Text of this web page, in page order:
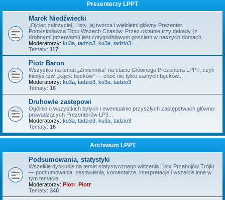
Prezenterzy LPPT
Marek Niedźwiecki
„Ojciec założyciel„ Listy, jej twórca i wieloletni główny Prezenter.
Pomysłodawca Topu Wszech Czasów. Przez ostatnie trzy dekady (z
drobnymi przerwami) jest cotygodniowym gościem w naszych domach...
Moderatorzy: ku3a tadzio3 ku3a tadzio3
Tematy: 117
Piotr Baron
Wszystko na temat „Zmiennika” na etacie Głównego Prezentera LPPT, czyli
kiedyś tzw. „kącik bęcków” — choć nie tylko samych bęcków...
Moderatorzy: ku3a tadzio3 ku3a tadzio3
Tematy: 16
Druhowie zastępowi
Ogólnie o wszystkich byłych i ewentualnie przyszłych zastępstwach główno-
prowadzących Prezenterów LP3...
Moderatorzy: ku3a tadzio3 ku3a tadzio3
Tematy: 16
Archiwum LPPT
Podsumowania, statystyki
Wszelkie dyskusje na temat statystycznego widzenia Listy Przebojów Trójki
— podsumowania, zestawienia, komentarze, interpretacje i wszelkie inne w
tym temacie...
Moderatorzy: Piotr, Piotr
Tematy: 340